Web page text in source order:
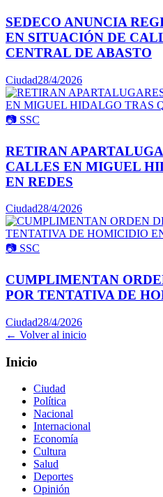
SEDECO ANUNCIA
EN SITUACIÓN DE
CENTRAL DE ABASTO
Ciudad28/4/2026
📷 SSC
RETIRAN
CALLES EN MIGUEL
EN REDES
Ciudad28/4/2026
📷 SSC
CUMPLIMENTAN
POR TENTATIVA DE
Ciudad28/4/2026
← Volver al inicio
Inicio
Ciudad
Política
Nacional
Internacional
Economía
Cultura
Salud
Deportes
Opinión